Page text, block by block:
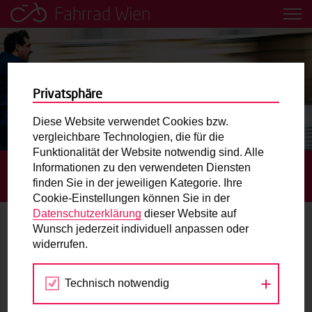
Fahrrad Wien
Leih dir einfach ein Transportfahrrad in deiner Nähe aus!
Mobilitätsbildung für Kinder und
Jugendliche
Radweg-Projektkarte
Routenplaner
Mit dem Fahrrad in Wien unterwegs? Hier finden Sie die
beste Route.
Wunschbox
Sie haben ein Anliegen zum Radverkehr? Schreiben Sie
STARTSEITE AKTUELLES
ZUSTELLUNG MIT DEM
FAHRRAD NIMMT FAHRT AUF
Zustellung mit dem Fahrrad nimmt
Fahrt auf
28.06.2019
Privatsphäre
Diese Website verwendet Cookies bzw.
vergleichbare Technologien, die für die
Funktionalität der Website notwendig sind. Alle
Informationen zu den verwendeten Diensten
finden Sie in der jeweiligen Kategorie. Ihre
Cookie-Einstellungen können Sie in der
Datenschutzerklärung dieser Website auf
Wunsch jederzeit individuell anpassen oder
widerrufen.
Technisch notwendig